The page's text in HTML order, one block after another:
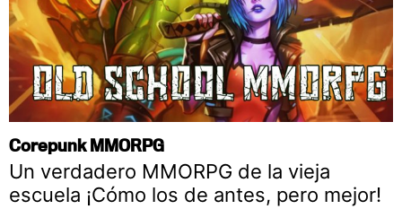
Corepunk MMORPG
Un verdadero MMORPG de la vieja
escuela ¡Cómo los de antes, pero mejor!